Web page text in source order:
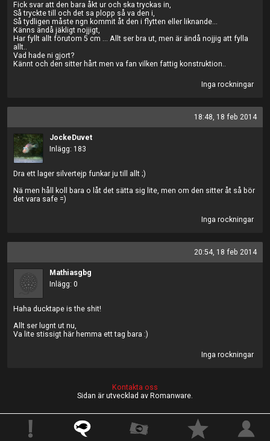
Fick svar att den bara åkt ur och ska tryckas in,
Så tryckte till och det sa plopp så va den i,
Så tydligen måste ngn kommit åt den i flytten eller liknande...
Känns ändå jäkligt nojjigt,
Har fyllt allt förutom 5 cm ... Allt ser bra ut, men är ändå nojjig att fylla
allt..
Vad hade ni gjort?
Kännt och den sitter hårt men va fan vilken fattig konstruktion..
Inga rockningar
18:48, 18 feb 2014
JockeDuvet
Inlägg: 183
Dra ett lager silvertejp funkar ju till allt ;)
Nä men håll koll bara o låt det sätta sig lite, men om den sitter åt så bör
det vara safe =)
Inga rockningar
20:54, 18 feb 2014
Mathiasgbg
Inlägg: 0
Haha ducktape is the shit!
Allt ser lugnt ut nu,
Va lite stissigt här hemma ett tag bara :)
Inga rockningar
Kontakta oss
Sidan är utvecklad av Romanware.